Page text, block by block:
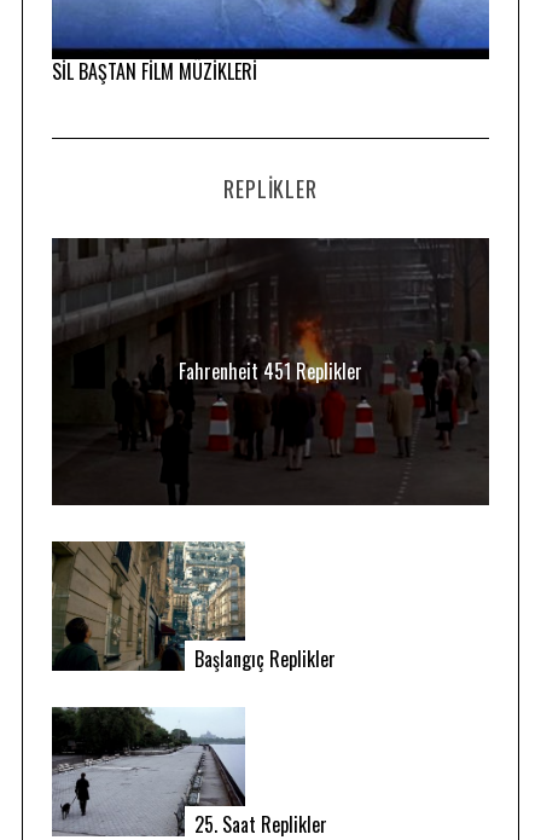
SİL BAŞTAN FİLM MÜZİKLERİ
REPLIKLER
Fahrenheit 451 Replikler
Başlangıç Replikler
25. Saat Replikler